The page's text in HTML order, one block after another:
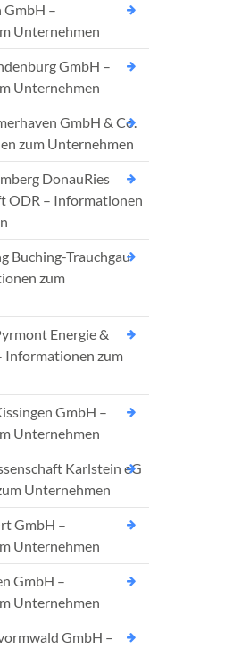
GmbH –
Unternehmen
GmbH –
Unternehmen
GmbH & Co.
zum Unternehmen
DonauRies
ODR – Informationen
Buching-Trauchgau
zum
Energie &
Informationen zum
GmbH –
Unternehmen
Karlstein eG
Unternehmen
GmbH –
Unternehmen
GmbH –
Unternehmen
GmbH –